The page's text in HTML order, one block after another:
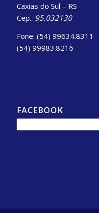
Caxias do Sul – RS
Cep.: 95.032130
Fone: (54) 99634.8311
(54) 99983.8216
FACEBOOK